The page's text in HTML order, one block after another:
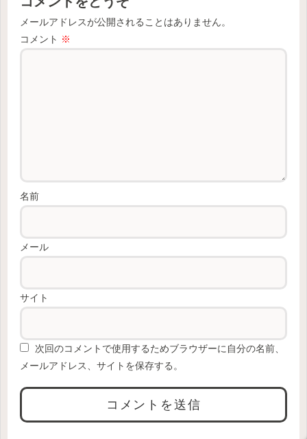
メールアドレスが公開されることはありません。
コメント ※
名前
メール
サイト
次回のコメントで使用するためブラウザーに自分の名前、
メールアドレス、サイトを保存する。